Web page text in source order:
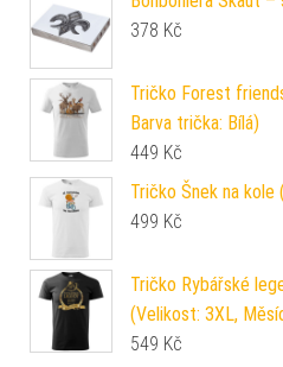
378 Kč
Tričko Forest
Barva trička: Bílá)
449 Kč
Tričko Šnek na kole
499 Kč
Tričko Rybářské
(Velikost: 3XL,
549 Kč